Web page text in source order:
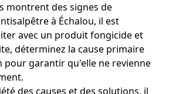
montrent des signes de
à Échalou, il est
avec un produit fongicide et
déterminez la cause primaire
pour garantir qu'elle ne revienne
des causes et des solutions, il